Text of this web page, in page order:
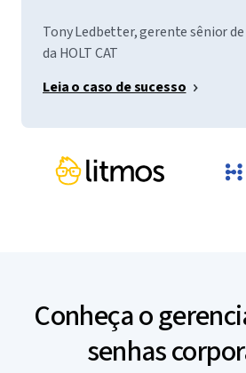
Tony Ledbetter, gerente sênior de
da HOLT CAT
Leia o caso de sucesso
Conheça o
senhas